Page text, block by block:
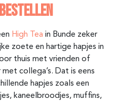
High Tea in Bunde zeker
zoete en hartige hapjes in
thuis met vrienden of
collega’s. Dat is eens
hapjes zoals een
kaneelbroodjes, muffins,